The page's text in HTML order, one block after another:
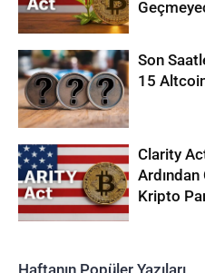
Son
15
Clarity
Kripto